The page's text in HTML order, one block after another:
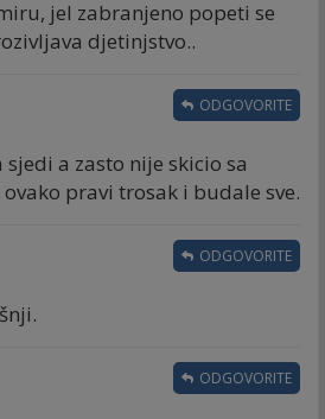
jel zabranjeno popeti se
djetinjstvo..
sjedi a zasto nije skicio sa
pravi trosak i budale sve.
ODGOVORITE
ODGOVORITE
ODGOVORITE